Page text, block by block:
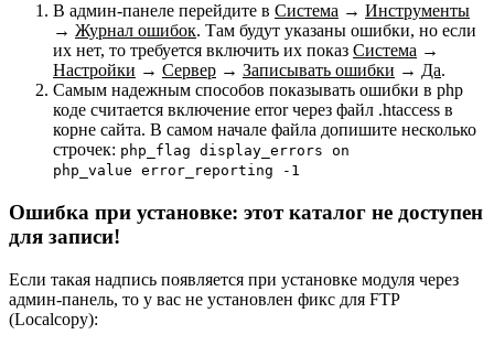
В админ-панеле перейдите в Система → Инструменты
→ Журнал ошибок. Там будут указаны ошибки, но если
их нет, то требуется включить их показ Система →
Настройки → Сервер → Записывать ошибки → Да.
Самым надежным способов показывать ошибки в php
коде считается включение error через файл .htaccess в
корне сайта. В самом начале файла допишите несколько
строчек: php_flag display_errors on
php_value error_reporting -1
Ошибка при установке: этот каталог не доступен
для записи!
Если такая надпись появляется при установке модуля через
админ-панель, то у вас не установлен фикс для FTP
(Localcopy):